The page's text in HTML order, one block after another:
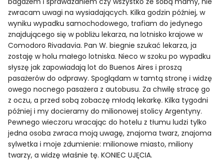
zwracam uwagi na wysiadających. Kilka godzin później, w
wyniku wypadku samochodowego, trafiam do jedynego
znajdującego się w pobliżu lekarza, na lotnisko krajowe w
Comodoro Rivadavia. Pan W. biegnie szukać lekarza, ja
zostaję w holu małego lotniska. Nieco w szoku po wypadku
słyszę jak zapowiadają lot do Buenos Aires i proszą
pasażerów do odprawy. Spoglądam w tamtą stronę i widzę
owego nocnego pasażera z autobusu. Za chwilę stracę go
z oczu, a przed sobą zobaczę młodą lekarkę. Kilka tygodni
później i my docieramy do milionowej stolicy Argentyny.
Pewnego wieczoru wracając do hotelu z tłumu ludzi tylko
jedna osoba zwraca moją uwagę, znajoma twarz, znajoma
sylwetka i moje zdumienie: milionowe miasto, miliony
twarzy, a widzę właśnie tę. KONIEC UJĘCIA.